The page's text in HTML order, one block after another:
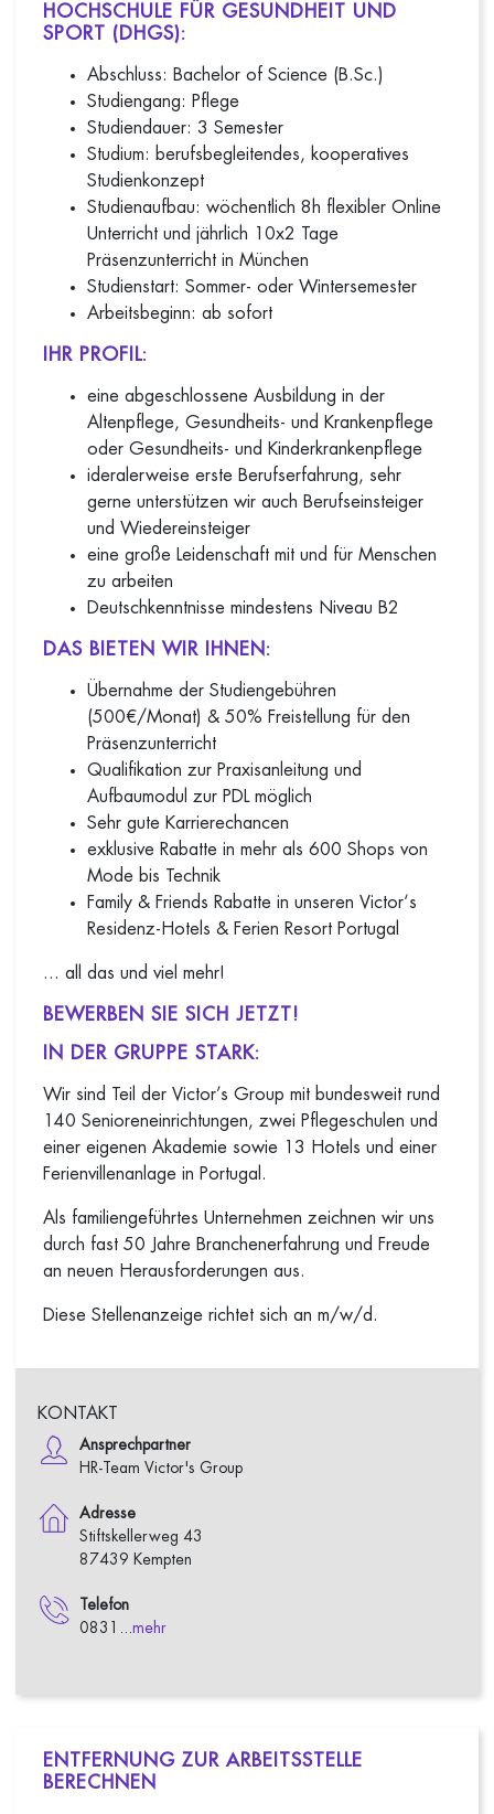
HOCHSCHULE FÜR GESUNDHEIT UND
SPORT (DHGS):
Abschluss: Bachelor of Science (B.Sc.)
Studiengang: Pflege
Studiendauer: 3 Semester
Studium: berufsbegleitendes, kooperatives
Studienkonzept
Studienaufbau: wöchentlich 8h flexibler Online
Unterricht und jährlich 10x2 Tage
Präsenzunterricht in München
Studienstart: Sommer- oder Wintersemester
Arbeitsbeginn: ab sofort
IHR PROFIL:
eine abgeschlossene Ausbildung in der
Altenpflege, Gesundheits- und Krankenpflege
oder Gesundheits- und Kinderkrankenpflege
ideralerweise erste Berufserfahrung, sehr
gerne unterstützen wir auch Berufseinsteiger
und Wiedereinsteiger
eine große Leidenschaft mit und für Menschen
zu arbeiten
Deutschkenntnisse mindestens Niveau B2
DAS BIETEN WIR IHNEN:
Übernahme der Studiengebühren
(500€/Monat) & 50% Freistellung für den
Präsenzunterricht
Qualifikation zur Praxisanleitung und
Aufbaumodul zur PDL möglich
Sehr gute Karrierechancen
exklusive Rabatte in mehr als 600 Shops von
Mode bis Technik
Family & Friends Rabatte in unseren Victor‘s
Residenz-Hotels & Ferien Resort Portugal
... all das und viel mehr!
BEWERBEN SIE SICH JETZT!
IN DER GRUPPE STARK:
Wir sind Teil der Victor’s Group mit bundesweit rund
140 Senioreneinrichtungen, zwei Pflegeschulen und
einer eigenen Akademie sowie 13 Hotels und einer
Ferienvillenanlage in Portugal.
Als familiengeführtes Unternehmen zeichnen wir uns
durch fast 50 Jahre Branchenerfahrung und Freude
an neuen Herausforderungen aus.
Diese Stellenanzeige richtet sich an m/w/d.
KONTAKT
Ansprechpartner
HR-Team Victor's Group
Adresse
Stiftskellerweg 43
87439 Kempten
Telefon
0831... mehr
ENTFERNUNG ZUR ARBEITSSTELLE
BERECHNEN